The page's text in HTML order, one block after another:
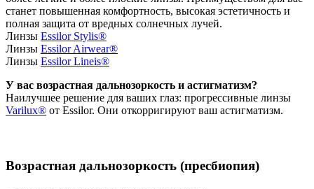
станет повышенная комфортность, высокая эстетичность и
полная защита от вредных солнечных лучей.
Линзы Essilor Stylis®
Линзы Essilor Airwear®
Линзы Essilor Lineis®
У вас возрастная дальнозоркость и астигматизм?
Наилучшее решение для ваших глаз: прогрессивные линзы
Varilux® от Essilor. Они откорригируют ваш астигматизм.
Возрастная дальнозоркость (пресбиопия)